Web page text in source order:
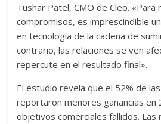
Tushar Patel, CMO de Cleo.
compromisos, es imprescindible
en tecnología de la cadena de
contrario, las relaciones se ven
repercute en el resultado final».
El estudio revela que el 52% de
reportaron menores ganancias en
objetivos comerciales fallidos. Las